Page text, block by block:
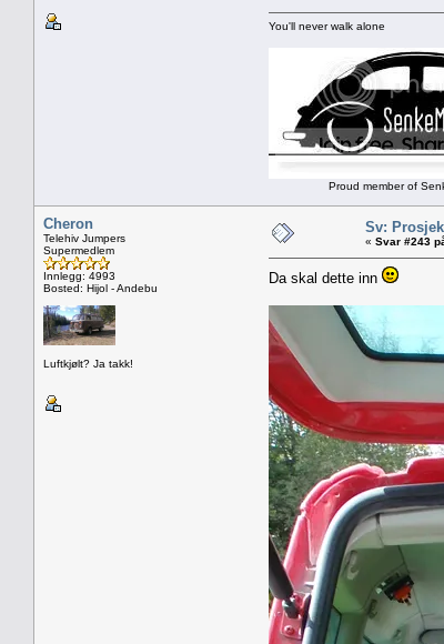
You'll never walk alone
Proud member of
Cheron
Telehiv Jumpers
Supermedlem
Innlegg: 4993
Bosted: Hijol - Andebu
Luftkjølt? Ja takk!
Sv:
« Svar #243
Da skal dette inn